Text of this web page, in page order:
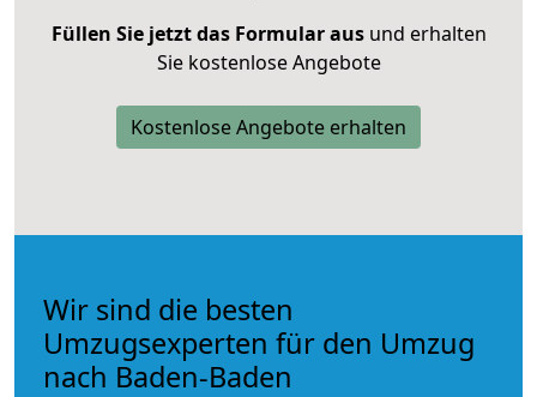
Füllen Sie jetzt das Formular ausund erhalten
Sie kostenlose Angebote
Kostenlose Angebote erhalten
Wir sind die besten
Umzugsexperten für den Umzug
nach Baden-Baden